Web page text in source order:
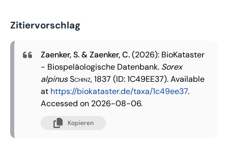
Zitiervorschlag
Zaenker, S. & Zaenker, C.(2026): BioKataster
- Biospeläologische Datenbank. Sorex
alpinusSchinz, 1837 (ID: 1C49EE37). Available
at https://biokataster.de/taxa/1c49ee37.
Accessed on 2026-08-06.
Kopieren